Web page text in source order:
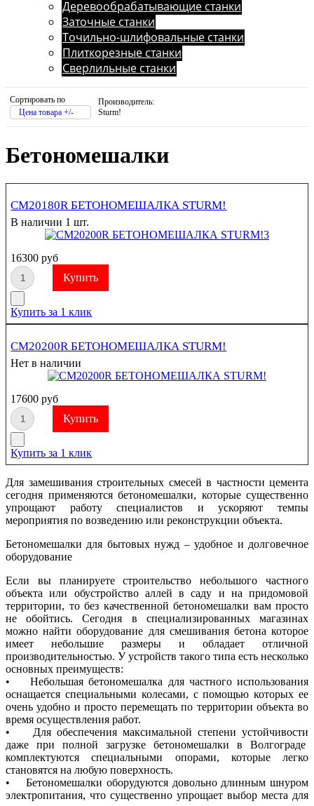
Деревообрабатывающие станки
Заточные станки
Точильно-шлифовальные станки
Плиткорезные станки
Сверлильные станки
Сортировать по
Цена товара +/-
Производитель:
Sturm!
Бетономешалки
CM20180R БЕТОНОМЕШАЛКА STURM!
В наличии 1 шт.
16300 руб
Купить за 1 клик
CM20200R БЕТОНОМЕШАЛКА STURM!
Нет в наличии
17600 руб
Купить за 1 клик
Для замешивания строительных смесей в частности цемента
сегодня применяются бетономешалки, которые существенно
упрощают работу специалистов и ускоряют темпы
мероприятия по возведению или реконструкции объекта.
Бетономешалки для бытовых нужд – удобное и долговечное
оборудование
Если вы планируете строительство небольшого частного
объекта или обустройство аллей в саду и на придомовой
территории, то без качественной бетономешалки вам просто
не обойтись. Сегодня в специализированных магазинах
можно найти оборудование для смешивания бетона которое
имеет небольшие размеры и обладает отличной
производительностью. У устройств такого типа есть несколько
основных преимуществ:
• Небольшая бетономешалка для частного использования
оснащается специальными колесами, с помощью которых ее
очень удобно и просто перемещать по территории объекта во
время осуществления работ.
• Для обеспечения максимальной степени устойчивости
даже при полной загрузке бетономешалки в Волгограде
комплектуются специальными опорами, которые легко
становятся на любую поверхность.
• Бетономешалки оборудуются довольно длинным шнуром
электропитания, что существенно упрощает выбор места для